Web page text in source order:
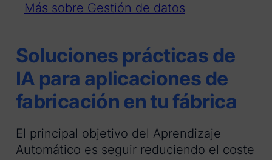
Más sobre Gestión de datos
Soluciones prácticas de
IA para aplicaciones de
fabricación en tu fábrica
El principal objetivo del Aprendizaje
Automático es seguir reduciendo el coste